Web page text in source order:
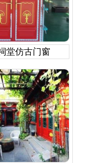
堂仿古门窗